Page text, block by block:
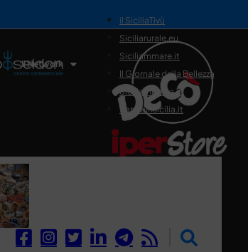
Il Network
il SiciliaTivù
Siciliarurale.eu
Siciliammare.it
Il Giornale della Bellezza
Siciliamedica.it
Sanitainsicilia.it